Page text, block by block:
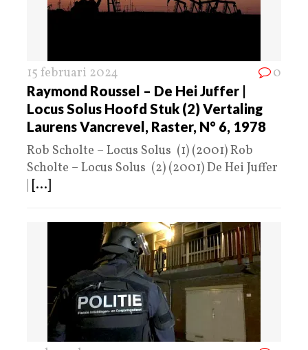
15 februari 2024 0
Raymond Roussel – De Hei Juffer |
Locus Solus Hoofd Stuk (2) Vertaling
Laurens Vancrevel, Raster, N° 6, 1978
Rob Scholte – Locus Solus (1) (2001) Rob
Scholte – Locus Solus (2) (2001) De Hei Juffer
[...]